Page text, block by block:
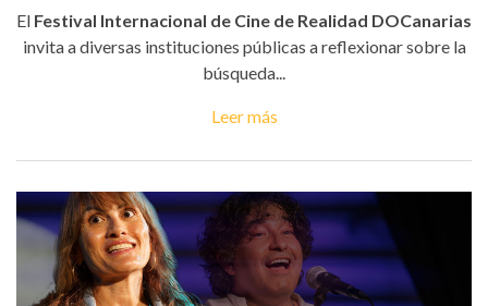
El Festival Internacional de Cine de Realidad DOCanarias
invita a diversas instituciones públicas a reflexionar sobre la
búsqueda...
Leer más